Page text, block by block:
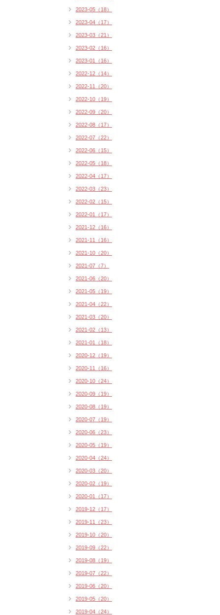
2023-05（18）
2023-04（17）
2023-03（21）
2023-02（16）
2023-01（16）
2022-12（14）
2022-11（20）
2022-10（19）
2022-09（20）
2022-08（17）
2022-07（22）
2022-06（15）
2022-05（18）
2022-04（17）
2022-03（23）
2022-02（15）
2022-01（17）
2021-12（16）
2021-11（16）
2021-10（20）
2021-07（7）
2021-06（20）
2021-05（19）
2021-04（22）
2021-03（20）
2021-02（13）
2021-01（18）
2020-12（19）
2020-11（16）
2020-10（24）
2020-09（19）
2020-08（19）
2020-07（19）
2020-06（23）
2020-05（19）
2020-04（24）
2020-03（20）
2020-02（19）
2020-01（17）
2019-12（17）
2019-11（23）
2019-10（20）
2019-09（22）
2019-08（19）
2019-07（22）
2019-06（20）
2019-05（20）
2019-04（24）